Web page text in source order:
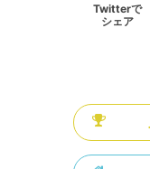
Twitterで
シェア